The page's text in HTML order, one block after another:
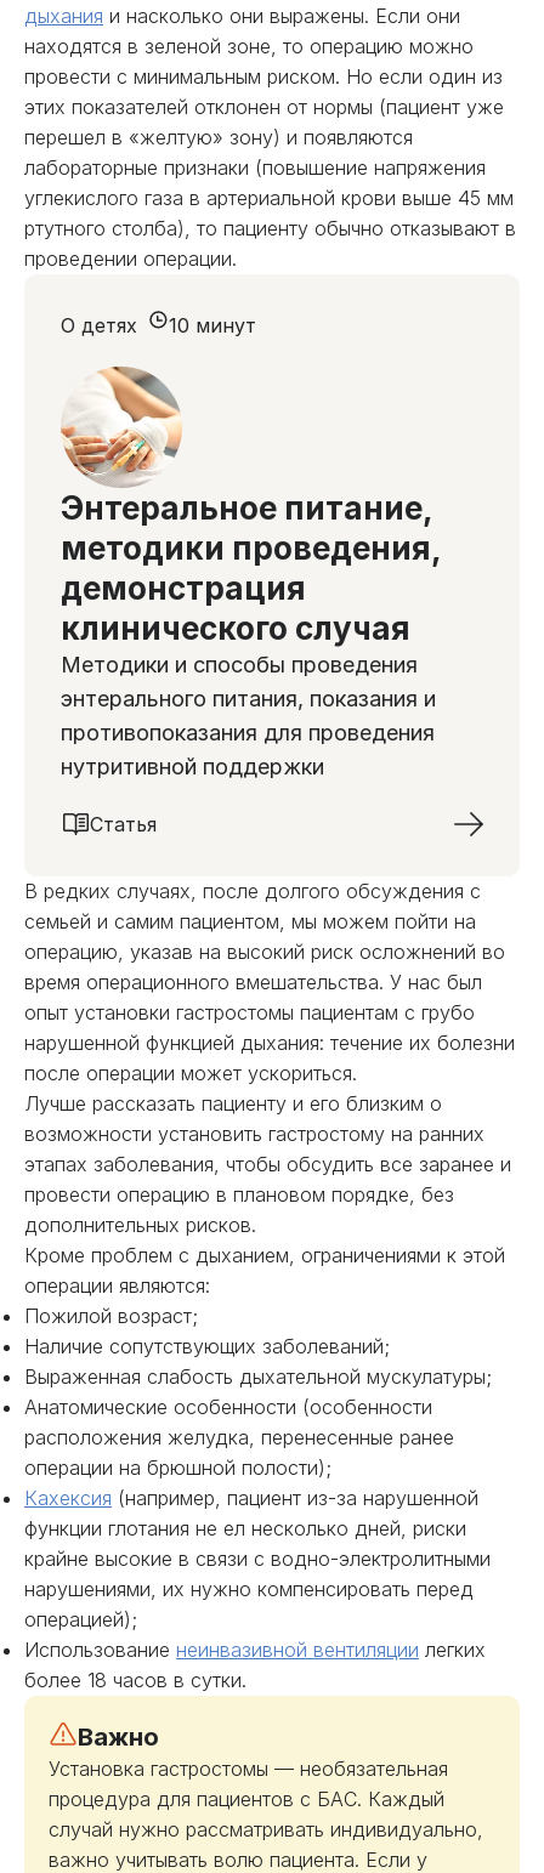
дыхания и насколько они выражены. Если они
находятся в зеленой зоне, то операцию можно
провести с минимальным риском. Но если один из
этих показателей отклонен от нормы (пациент уже
перешел в «желтую» зону) и появляются
лабораторные признаки (повышение напряжения
углекислого газа в артериальной крови выше 45 мм
ртутного столба), то пациенту обычно отказывают в
проведении операции.
Энтеральное питание,
методики проведения,
демонстрация
клинического случая
Методики и способы проведения
энтерального питания, показания и
противопоказания для проведения
нутритивной поддержки
О детях
Статья
10 минут
В редких случаях, после долгого обсуждения с
семьей и самим пациентом, мы можем пойти на
операцию, указав на высокий риск осложнений во
время операционного вмешательства. У нас был
опыт установки гастростомы пациентам с грубо
нарушенной функцией дыхания: течение их болезни
после операции может ускориться.
Лучше рассказать пациенту и его близким о
возможности установить гастростому на ранних
этапах заболевания, чтобы обсудить все заранее и
провести операцию в плановом порядке, без
дополнительных рисков.
Кроме проблем с дыханием, ограничениями к этой
операции являются:
Пожилой возраст;
Наличие сопутствующих заболеваний;
Выраженная слабость дыхательной мускулатуры;
Анатомические особенности (особенности
расположения желудка, перенесенные ранее
операции на брюшной полости);
Кахексия (например, пациент из-за нарушенной
функции глотания не ел несколько дней, риски
крайне высокие в связи с водно-электролитными
нарушениями, их нужно компенсировать перед
операцией);
Использование неинвазивной вентиляции легких
более 18 часов в сутки.
Важно
Установка гастростомы — необязательная
процедура для пациентов с БАС. Каждый
случай нужно рассматривать индивидуально,
важно учитывать волю пациента. Если у